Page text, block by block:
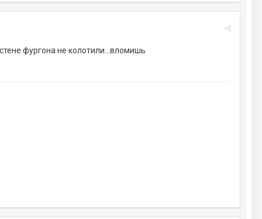
фургона не колотили...вломишь